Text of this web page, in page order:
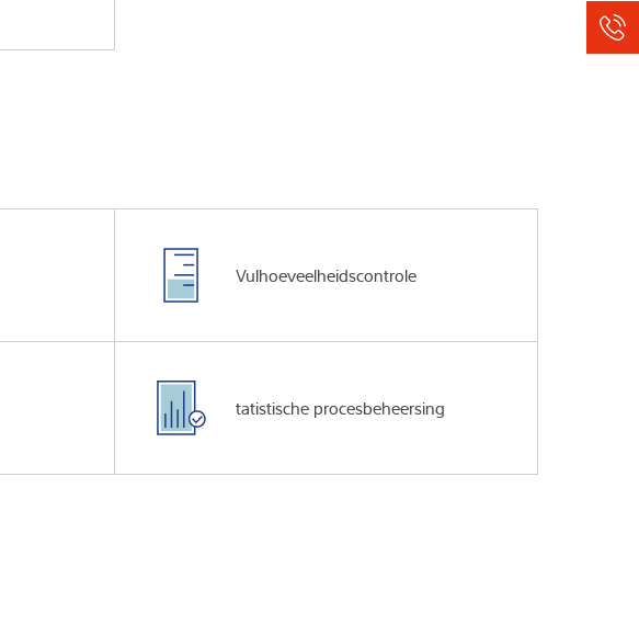
Vulhoeveelheidscontrole
tatistische procesbeheersing